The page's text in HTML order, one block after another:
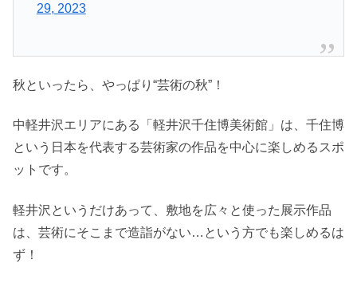
29, 2023
秋といったら、やっぱり“芸術の秋”！
中軽井沢エリアにある「軽井沢千住博美術館」は、千住博
という日本を代表する芸術家の作品を中心に楽しめるスポ
ットです。
軽井沢というだけあって、敷地を広々と使った展示作品
は、芸術にそこまで造詣がない…という方でも楽しめるは
ず！